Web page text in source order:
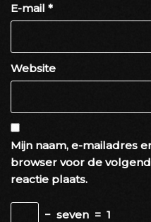
E-mail *
Website
Mijn naam, e-mailadres
browser voor de
reactie plaats.
− seven = 1